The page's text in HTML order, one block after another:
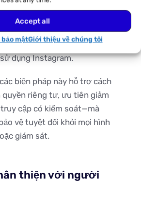
Accept all
mậtGiới thiệu về chúng tôi
Sự giám sát theo quy định này
lý dữ liệu có trách nhiệm và tính
khi kiến trúc kỹ thuật của trình
lộ dữ liệu không cần thiết
dụng Instagram.
biện pháp này hỗ trợ cách
riêng tư, ưu tiên giảm
cập có kiểm soát—mà
vệ tuyệt đối khỏi mọi hình
giám sát.
thiện với người